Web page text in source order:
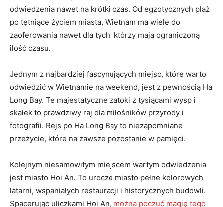
odwiedzenia nawet na krótki ​czas. ​Od egzotycznych ‍plaż
po tętniące ‍życiem miasta, Wietnam ma ⁤wiele do⁣
zaoferowania nawet dla tych, którzy mają ograniczoną
⁢ilość czasu.
Jednym z najbardziej fascynujących⁣ miejsc, które ⁢warto
odwiedzić ⁢w Wietnamie na weekend, jest z⁤ pewnością Ha
Long Bay. ⁣Te majestatyczne zatoki⁢ z⁢ tysiącami wysp i
skałek to ⁤prawdziwy raj dla ​miłośników ​przyrody i
fotografii. Rejs ​po Ha ⁣Long Bay ⁤to niezapomniane‍
przeżycie, które ‌na ⁢zawsze pozostanie w pamięci.
Kolejnym niesamowitym miejscem wartym odwiedzenia​
jest miasto Hoi An. To⁢ urocze‍ miasto pełne ‌kolorowych
latarni, wspaniałych⁢ restauracji i historycznych budowli.
‍Spacerując uliczkami Hoi An, można‍ poczuć magię tego